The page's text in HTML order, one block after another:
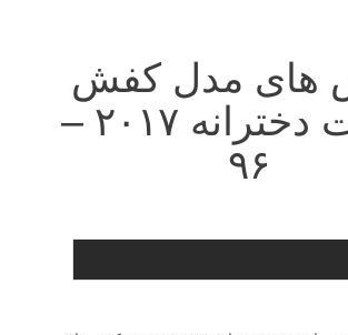
مدل کفش
اسپرت دخترانه ۲۰۱۷ –
۹۶